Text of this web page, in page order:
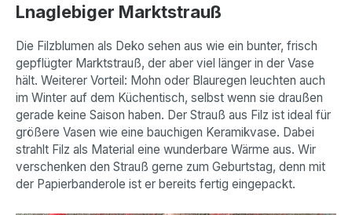
Lnaglebiger Marktstrauß
Die Filzblumen als Deko sehen aus wie ein bunter, frisch
gepflügter Marktstrauß, der aber viel länger in der Vase
hält. Weiterer Vorteil: Mohn oder Blauregen leuchten auch
im Winter auf dem Küchentisch, selbst wenn sie draußen
gerade keine Saison haben. Der Strauß aus Filz ist ideal für
größere Vasen wie eine bauchigen Keramikvase. Dabei
strahlt Filz als Material eine wunderbare Wärme aus. Wir
verschenken den Strauß gerne zum Geburtstag, denn mit
der Papierbanderole ist er bereits fertig eingepackt.